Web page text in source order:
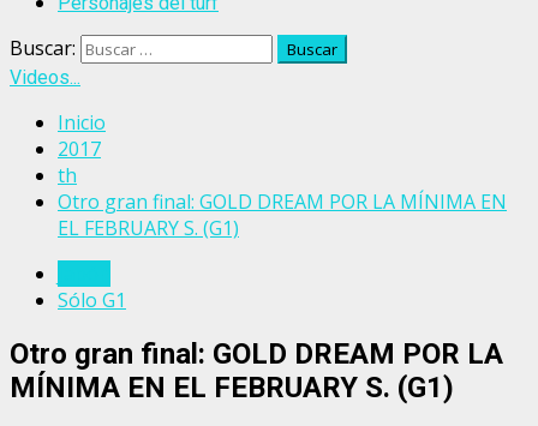
Buscar:
Videos...
Inicio
2017
th
Otro gran final: GOLD DREAM POR LA MÍNIMA EN
EL FEBRUARY S. (G1)
Sólo G1
Otro gran final: GOLD DREAM POR LA
MÍNIMA EN EL FEBRUARY S. (G1)